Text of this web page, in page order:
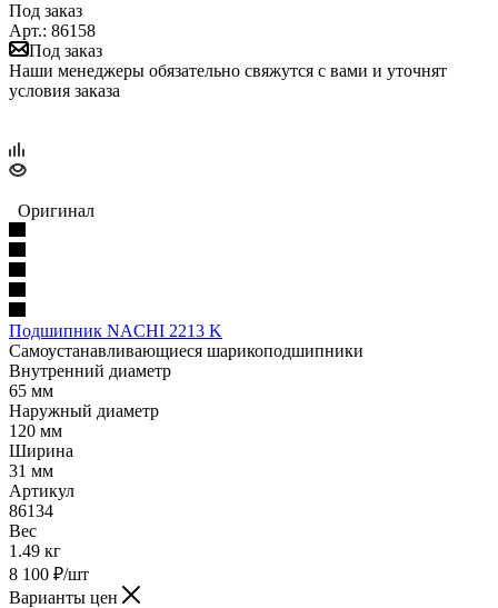
Под заказ
Арт.: 86158
Под заказ
Наши менеджеры обязательно свяжутся с вами и уточнят
условия заказа
Оригинал
Подшипник NACHI 2213 K
Самоустанавливающиеся шарикоподшипники
Внутренний диаметр
65 мм
Наружный диаметр
120 мм
Ширина
31 мм
Артикул
86134
Вес
1.49 кг
8 100 ₽/шт
Варианты цен